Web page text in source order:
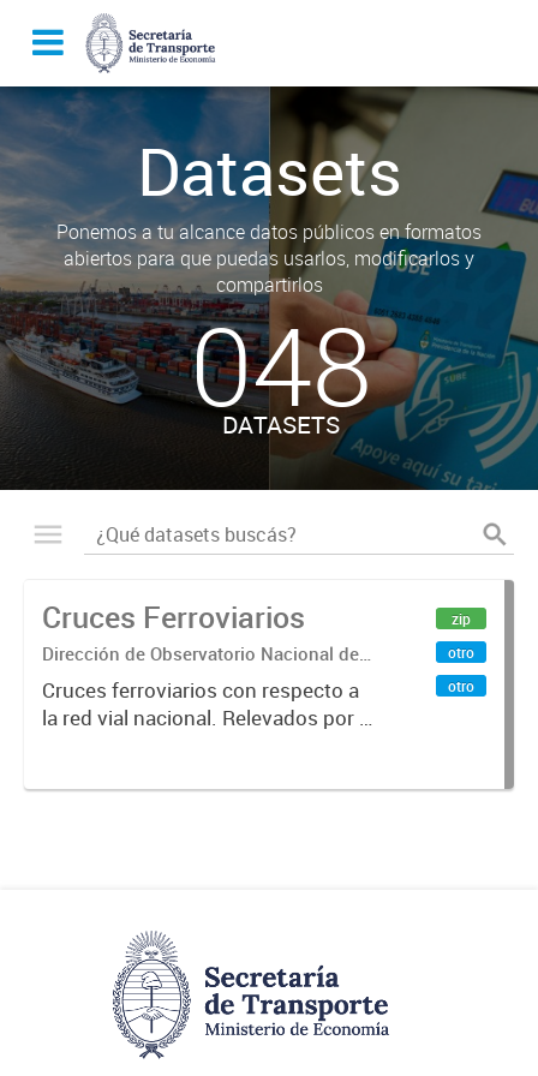
Datasets
Ponemos a tu alcance datos públicos en formatos
abiertos para que puedas usarlos, modificarlos y
compartirlos
048
DATASETS
Cruces Ferroviarios
Dirección de Observatorio Nacional de
Transporte
Cruces ferroviarios con respecto a
la red vial nacional. Relevados por la
zip
otro
otro